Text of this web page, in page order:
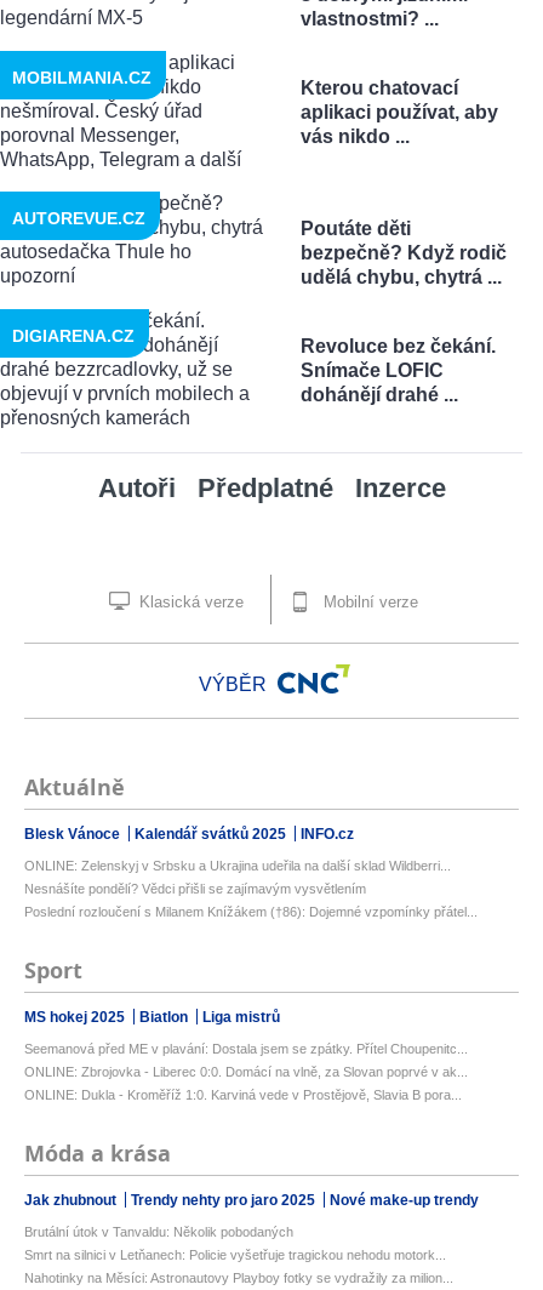
vlastnostmi? ...
Kterou chatovací
aplikaci používat, aby
vás nikdo ...
MOBILMANIA.CZ
Poutáte děti
bezpečně? Když rodič
udělá chybu, chytrá ...
AUTOREVUE.CZ
Revoluce bez čekání.
Snímače LOFIC
dohánějí drahé ...
DIGIARENA.CZ
Autoři Předplatné Inzerce
Klasická verze Mobilní verze
VÝBĚR
Aktuálně
Blesk Vánoce Kalendář svátků 2025 INFO.cz
ONLINE: Zelenskyj v Srbsku a Ukrajina udeřila na další sklad Wildberri...
Nesnášíte pondělí? Vědci přišli se zajímavým vysvětlením
Poslední rozloučení s Milanem Knížákem (†86): Dojemné vzpomínky přátel...
Sport
MS hokej 2025 Biatlon Liga mistrů
Seemanová před ME v plavání: Dostala jsem se zpátky. Přítel Choupenitc...
ONLINE: Zbrojovka - Liberec 0:0. Domácí na vlně, za Slovan poprvé v ak...
ONLINE: Dukla - Kroměříž 1:0. Karviná vede v Prostějově, Slavia B pora...
Móda a krása
Jak zhubnout Trendy nehty pro jaro 2025 Nové make-up trendy
Brutální útok v Tanvaldu: Několik pobodaných
Smrt na silnici v Letňanech: Policie vyšetřuje tragickou nehodu motork...
Nahotinky na Měsíci: Astronautovy Playboy fotky se vydražily za milion...